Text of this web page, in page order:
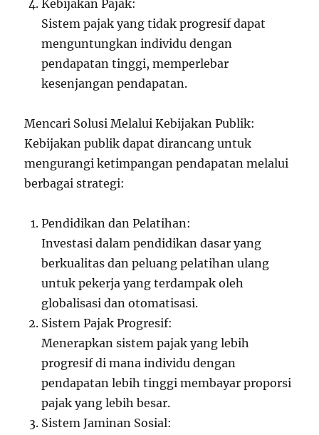
Kebijakan Pajak:
Sistem pajak yang tidak progresif dapat
menguntungkan individu dengan
pendapatan tinggi, memperlebar
kesenjangan pendapatan.
Mencari Solusi Melalui Kebijakan Publik:
Kebijakan publik dapat dirancang untuk
mengurangi ketimpangan pendapatan melalui
berbagai strategi:
Pendidikan dan Pelatihan:
Investasi dalam pendidikan dasar yang
berkualitas dan peluang pelatihan ulang
untuk pekerja yang terdampak oleh
globalisasi dan otomatisasi.
Sistem Pajak Progresif:
Menerapkan sistem pajak yang lebih
progresif di mana individu dengan
pendapatan lebih tinggi membayar proporsi
pajak yang lebih besar.
Sistem Jaminan Sosial: